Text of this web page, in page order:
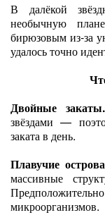
В далёкой
необычную
бирюзовым из‑за
удалось точно
Двойные
звёздами —
заката в день.
Плавучие
массивные
микроорганизмов.